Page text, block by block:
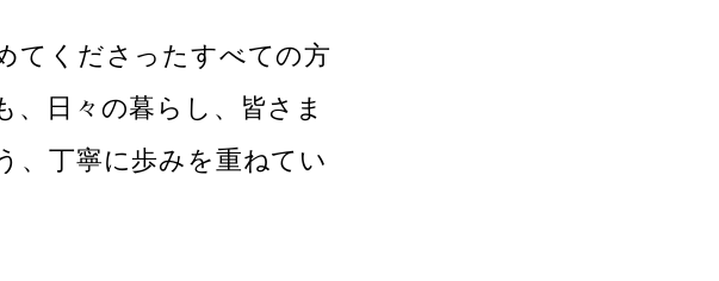
てくださったすべての方
、日々の暮らし、皆さま
、丁寧に歩みを重ねてい